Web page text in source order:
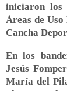
iniciaron los
Áreas de
Cancha
En los
Jesús
María del